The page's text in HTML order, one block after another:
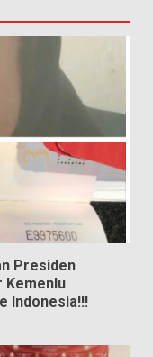
Presiden
Kemenlu
Indonesia!!!